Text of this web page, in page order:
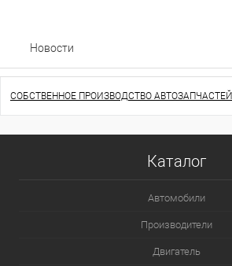
Новости
СОБСТВЕННОЕ ПРОИЗВОДСТВО АВТОЗАПЧАСТЕЙ
Каталог
Автомобили
Производители
Двигатель